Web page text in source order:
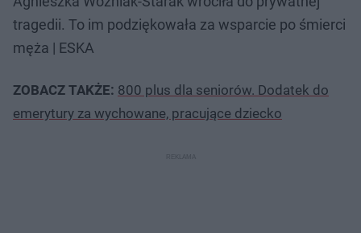
tragedii. To im podziękowała za wsparcie po śmierci
męża | ESKA
ZOBACZ TAKŻE: 800 plus dla seniorów. Dodatek do
emerytury za wychowane, pracujące dziecko